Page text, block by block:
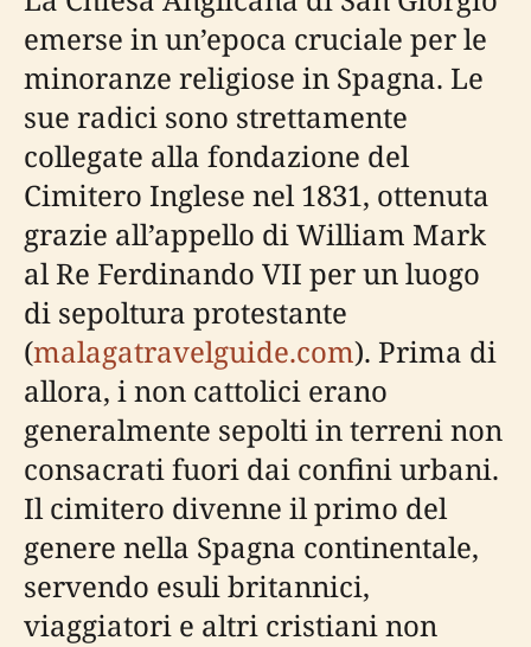
emerse in un’epoca cruciale per le
minoranze religiose in Spagna. Le
sue radici sono strettamente
collegate alla fondazione del
Cimitero Inglese nel 1831, ottenuta
grazie all’appello di William Mark
al Re Ferdinando VII per un luogo
di sepoltura protestante
(malagatravelguide.com). Prima di
allora, i non cattolici erano
generalmente sepolti in terreni non
consacrati fuori dai confini urbani.
Il cimitero divenne il primo del
genere nella Spagna continentale,
servendo esuli britannici,
viaggiatori e altri cristiani non